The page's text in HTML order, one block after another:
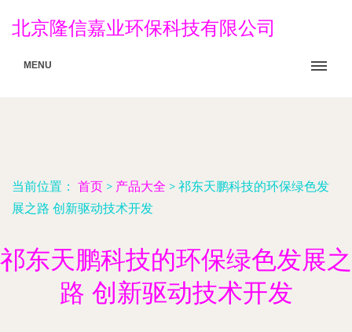
北京隆信嘉业环保科技有限公司
MENU
当前位置： 首页 > 产品大全 > 祁东天鹏科技的环保绿色发
展之路 创新驱动技术开发
祁东天鹏科技的环保绿色发展之
路 创新驱动技术开发